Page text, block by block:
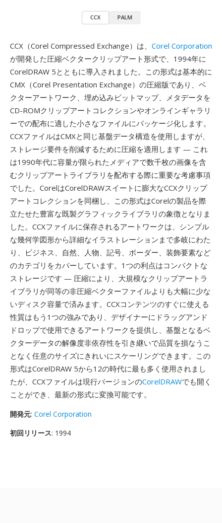
CCX PALM
CCX（Corel Compressed Exchange）は、 Corel Corporation
が開発した圧縮ベクタークリップアート形式で、1994年に
CorelDRAW 5とともに導入されました。この形式は基本的に
CMX（Corel Presentation Exchange）の圧縮版であり、ベ
クターアートワーク、埋め込みビットマップ、メタデータを
CD-ROMクリップアートコレクションやオンラインギャラリ
ーでの配布に適した小さなファイルにパッケージ化します。
CCXファイルはCMXと同じ基盤データ構造を使用しますが、
ストレージ要件を削減するために圧縮を適用します — これ
は1990年代に容量が限られたメディアで数千枚の画像を含
むクリップアートライブラリを配布する際に重要な考慮事項
でした。CorelはCorelDRAWスイートに膨大なCCXクリップ
アートコレクションを同梱し、この形式はCorelの製品を際
立たせた豊富な既製グラフィックライブラリの象徴となりま
した。CCXファイルに保存されるアートワークは、シンプル
な幾何学図形から詳細なイラストレーションまで多岐にわた
り、ビジネス、自然、人物、記号、ボーダー、装飾要素など
のカテゴリをカバーしています。1つの利点はコンパクトな
ストレージです — 圧縮により、大規模なクリップアートラ
イブラリが同等の非圧縮ベクターファイルよりも大幅に少な
いディスク容量で済みます。CCXコンテンツのすぐに使える
性質はもう1つの強みであり、デザイナーにドラッグアンド
ドロップで使用できるアートワークを提供し、基盤となるベ
クターデータの解像度非依存性を引き継いで品質を損なうこ
となく任意のサイズにきれいにスケーリングできます。この
形式はCorelDRAW 5から12の時代に最も多く使用されまし
たが、CCXファイルは現行バージョンのCorelDRAWでも開く
ことができ、最新の形式に変換可能です。
開発元: Corel Corporation
初回リリース: 1994